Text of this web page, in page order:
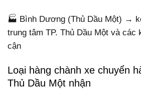
🏭 Bình Dương (Thủ Dầu Một) →
trung tâm TP. Thủ Dầu Một và các
cận
Loại hàng chành xe chuyển
Thủ Dầu Một nhận